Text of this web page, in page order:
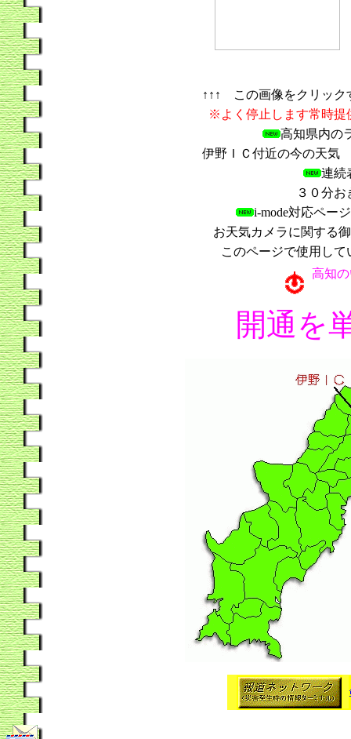
↑↑↑ この画像をクリック
※よく停止します常時提
高知県内の
伊野ＩＣ付近の今の天
連
３０分
i-mode対応ペー
お天気カメラに関する
このページで使用し
高知
開通を